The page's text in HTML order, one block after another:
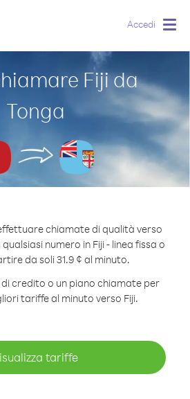
Accedi
Fiji da
Tonga
chiamate di qualità verso
numero in Fiji - linea fissa o
da soli 31.9 ¢ al minuto.
credito o un piano chiamate per
tariffe al minuto verso Fiji.
tariffe